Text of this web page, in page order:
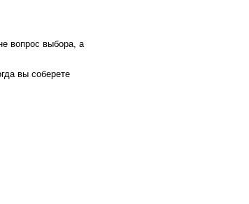
вопрос выбора, а
вы соберете